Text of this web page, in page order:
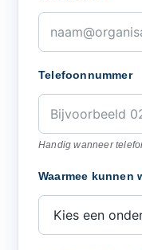
Telefoonnummer
Handig wanneer
Waarmee kunnen